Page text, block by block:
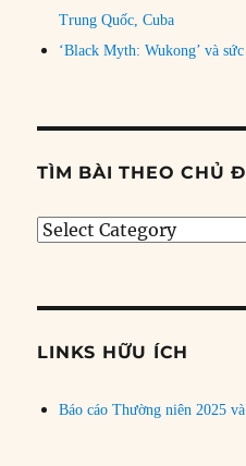
Trung Quốc, Cuba
‘Black Myth: Wukong’ và
TÌM BÀI THEO CHỦ
Tìm
đề
LINKS HỮU ÍCH
Báo cáo Thường niên 2025